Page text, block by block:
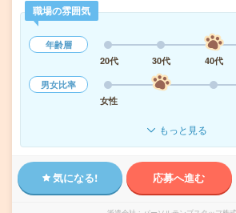
職場の雰囲気
年齢層
20代
30代 40代
男女比率
女性
もっと見る
気になる! 応募へ進む